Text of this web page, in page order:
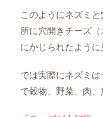
このようにネズミ
所に穴開きチーズ
にかじられたように
では実際にネズミ
で穀物、野菜、肉、